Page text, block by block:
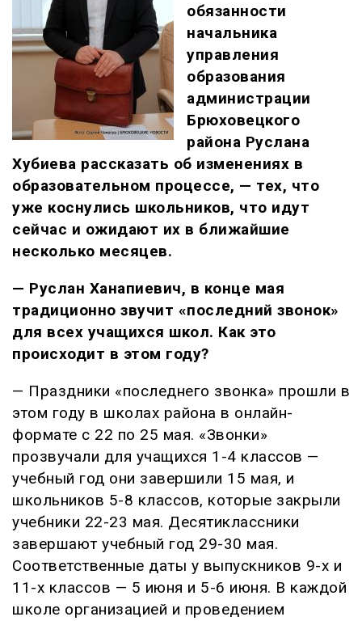
обязанности
начальника
управления
образования
администрации
Брюховецкого
района Руслана
Хубиева рассказать об изменениях в
образовательном процессе, — тех, что
уже коснулись школьников, что идут
сейчас и ожидают их в ближайшие
несколько месяцев.
— Руслан Ханапиевич, в конце мая
традиционно звучит «последний звонок»
для всех учащихся школ. Как это
происходит в этом году?
— Праздники «последнего звонка» прошли в
этом году в школах района в онлайн-
формате с 22 по 25 мая. «Звонки»
прозвучали для учащихся 1-4 классов —
учебный год они завершили 15 мая, и
школьников 5-8 классов, которые закрыли
учебники 22-23 мая. Десятиклассники
завершают учебный год 29-30 мая.
Соответственные даты у выпускников 9-х и
11-х классов — 5 июня и 5-6 июня. В каждой
школе организацией и проведением